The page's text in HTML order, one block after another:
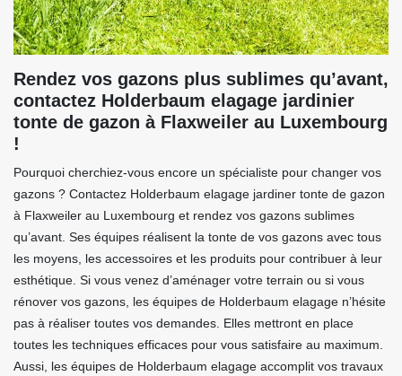
Rendez vos gazons plus sublimes qu’avant,
contactez Holderbaum elagage jardinier
tonte de gazon à Flaxweiler au Luxembourg
!
Pourquoi cherchiez-vous encore un spécialiste pour changer vos
gazons ? Contactez Holderbaum elagage jardiner tonte de gazon
à Flaxweiler au Luxembourg et rendez vos gazons sublimes
qu’avant. Ses équipes réalisent la tonte de vos gazons avec tous
les moyens, les accessoires et les produits pour contribuer à leur
esthétique. Si vous venez d’aménager votre terrain ou si vous
rénover vos gazons, les équipes de Holderbaum elagage n’hésite
pas à réaliser toutes vos demandes. Elles mettront en place
toutes les techniques efficaces pour vous satisfaire au maximum.
Aussi, les équipes de Holderbaum elagage accomplit vos travaux